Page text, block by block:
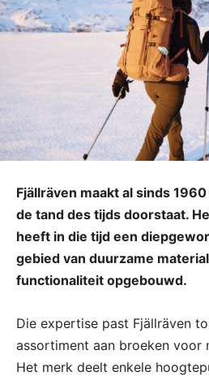
Fjällräven maakt al sinds
de tand des tijds doorstaat.
heeft in die tijd een
gebied van duurzame
functionaliteit opgebouwd.
Die expertise past Fjällräven
assortiment aan broeken voor
Het merk deelt enkele